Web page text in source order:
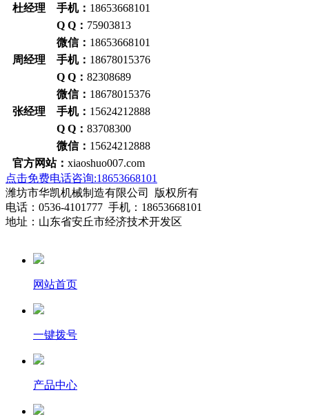
杜经理 手机： 18653668101
Q Q： 75903813
微信： 18653668101
周经理 手机： 18678015376
Q Q： 82308689
微信： 18678015376
张经理 手机： 15624212888
Q Q： 83708300
微信： 15624212888
官方网站： xiaoshuo007.com
点击免费电话咨询:18653668101
潍坊市华凯机械制造有限公司 版权所有
电话：0536-4101777 手机：18653668101
地址：山东省安丘市经济技术开发区
网站首页
一键拨号
产品中心